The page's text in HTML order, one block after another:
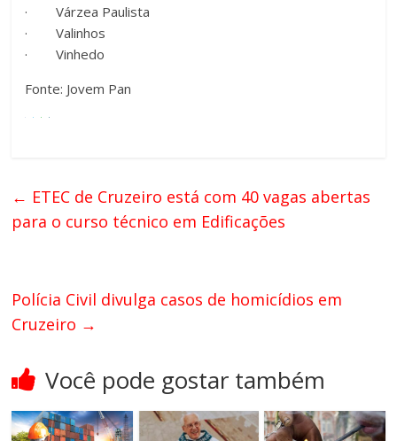
· Várzea Paulista
· Valinhos
· Vinhedo
Fonte: Jovem Pan
← ETEC de Cruzeiro está com 40 vagas abertas
para o curso técnico em Edificações
Polícia Civil divulga casos de homicídios em
Cruzeiro →
Você pode gostar também